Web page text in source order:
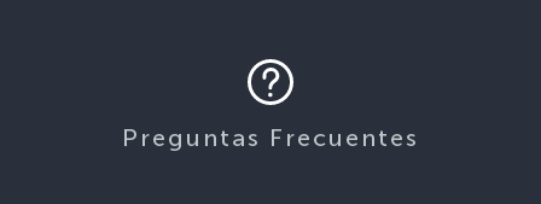
Preguntas Frecuentes